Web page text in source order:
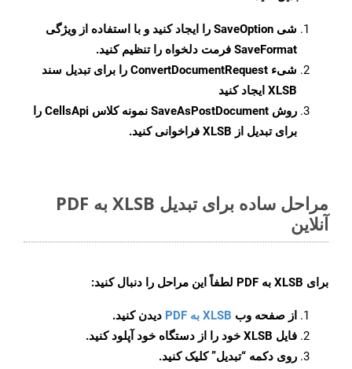
شی SaveOption را ایجاد کنید و با استفاده از ویژگی
SaveFormat فرمت دلخواه را تنظیم کنید.
شیء ConvertDocumentRequest را برای تبدیل سند
XLSB ایجاد کنید
روش SaveAsPostDocument
نمونه کلاس CellsApi را
برای تبدیل از XLSB فراخوانی کنید.
مراحل ساده برای تبدیل XLSB به PDF
آنلاین
برای XLSB به PDF لطفاً این مراحل را دنبال کنید:
از صفحه وب XLSB به PDF
دیدن کنید.
فایل XLSB خود را از دستگاه خود آپلود کنید.
روی دکمه “تبدیل”کلیک کنید.